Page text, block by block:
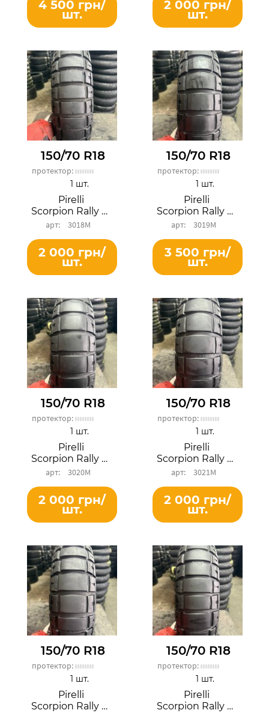
4 500 грн/
шт.
2 000 грн/
шт.
150/70 R18
протектор:
Pirelli
Scorpion Rally STR
3018М
1 шт.
2 000 грн/
шт.
150/70 R18
протектор:
Pirelli
Scorpion Rally STR
3019М
1 шт.
3 500 грн/
шт.
150/70 R18
протектор:
Pirelli
Scorpion Rally STR
3020М
1 шт.
2 000 грн/
шт.
150/70 R18
протектор:
Pirelli
Scorpion Rally STR
3021М
1 шт.
2 000 грн/
шт.
150/70 R18
протектор:
Pirelli
Scorpion Rally STR
1 шт.
150/70 R18
протектор:
Pirelli
Scorpion Rally STR
1 шт.